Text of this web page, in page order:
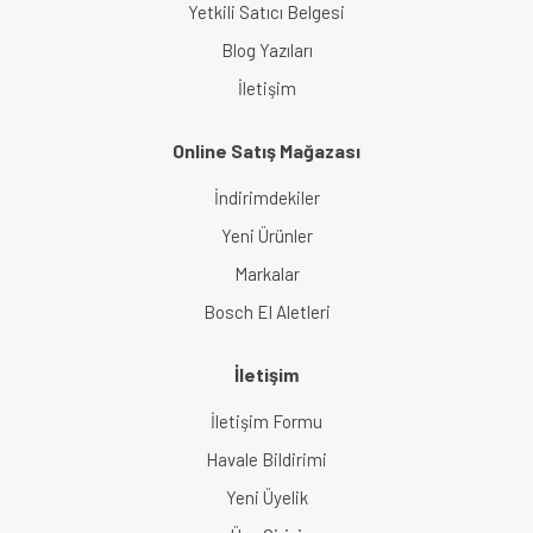
Yetkili Satıcı Belgesi
Blog Yazıları
İletişim
Online Satış Mağazası
İndirimdekiler
Yeni Ürünler
Markalar
Bosch El Aletleri
İletişim
İletişim Formu
Havale Bildirimi
Yeni Üyelik